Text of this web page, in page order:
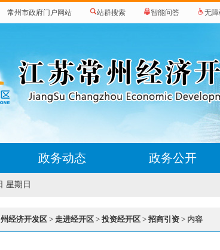
常州市政府门户网站 站群搜索 智能问答 无
政务动态 政务公开
星期日
经济开发区 > 走进经开区 > 投资经开区 > 招商引资 > 内容